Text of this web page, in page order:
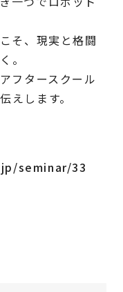
そ、現実と格闘
。
フタースクール
えします。
seminar/33